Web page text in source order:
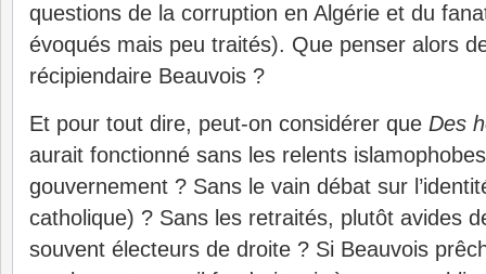
questions de la corruption en Algérie et du
évoqués mais peu traités). Que penser alors
récipiendaire Beauvois ?
Et pour tout dire, peut-on considérer que Des
aurait fonctionné sans les relents
gouvernement ? Sans le vain débat sur
catholique) ? Sans les retraités, plutôt avides
souvent électeurs de droite ? Si Beauvois